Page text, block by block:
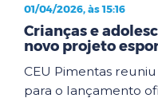
01/04/2026, às 15:16
Crianças e
novo projeto
CEU Pimentas
para o lançamento